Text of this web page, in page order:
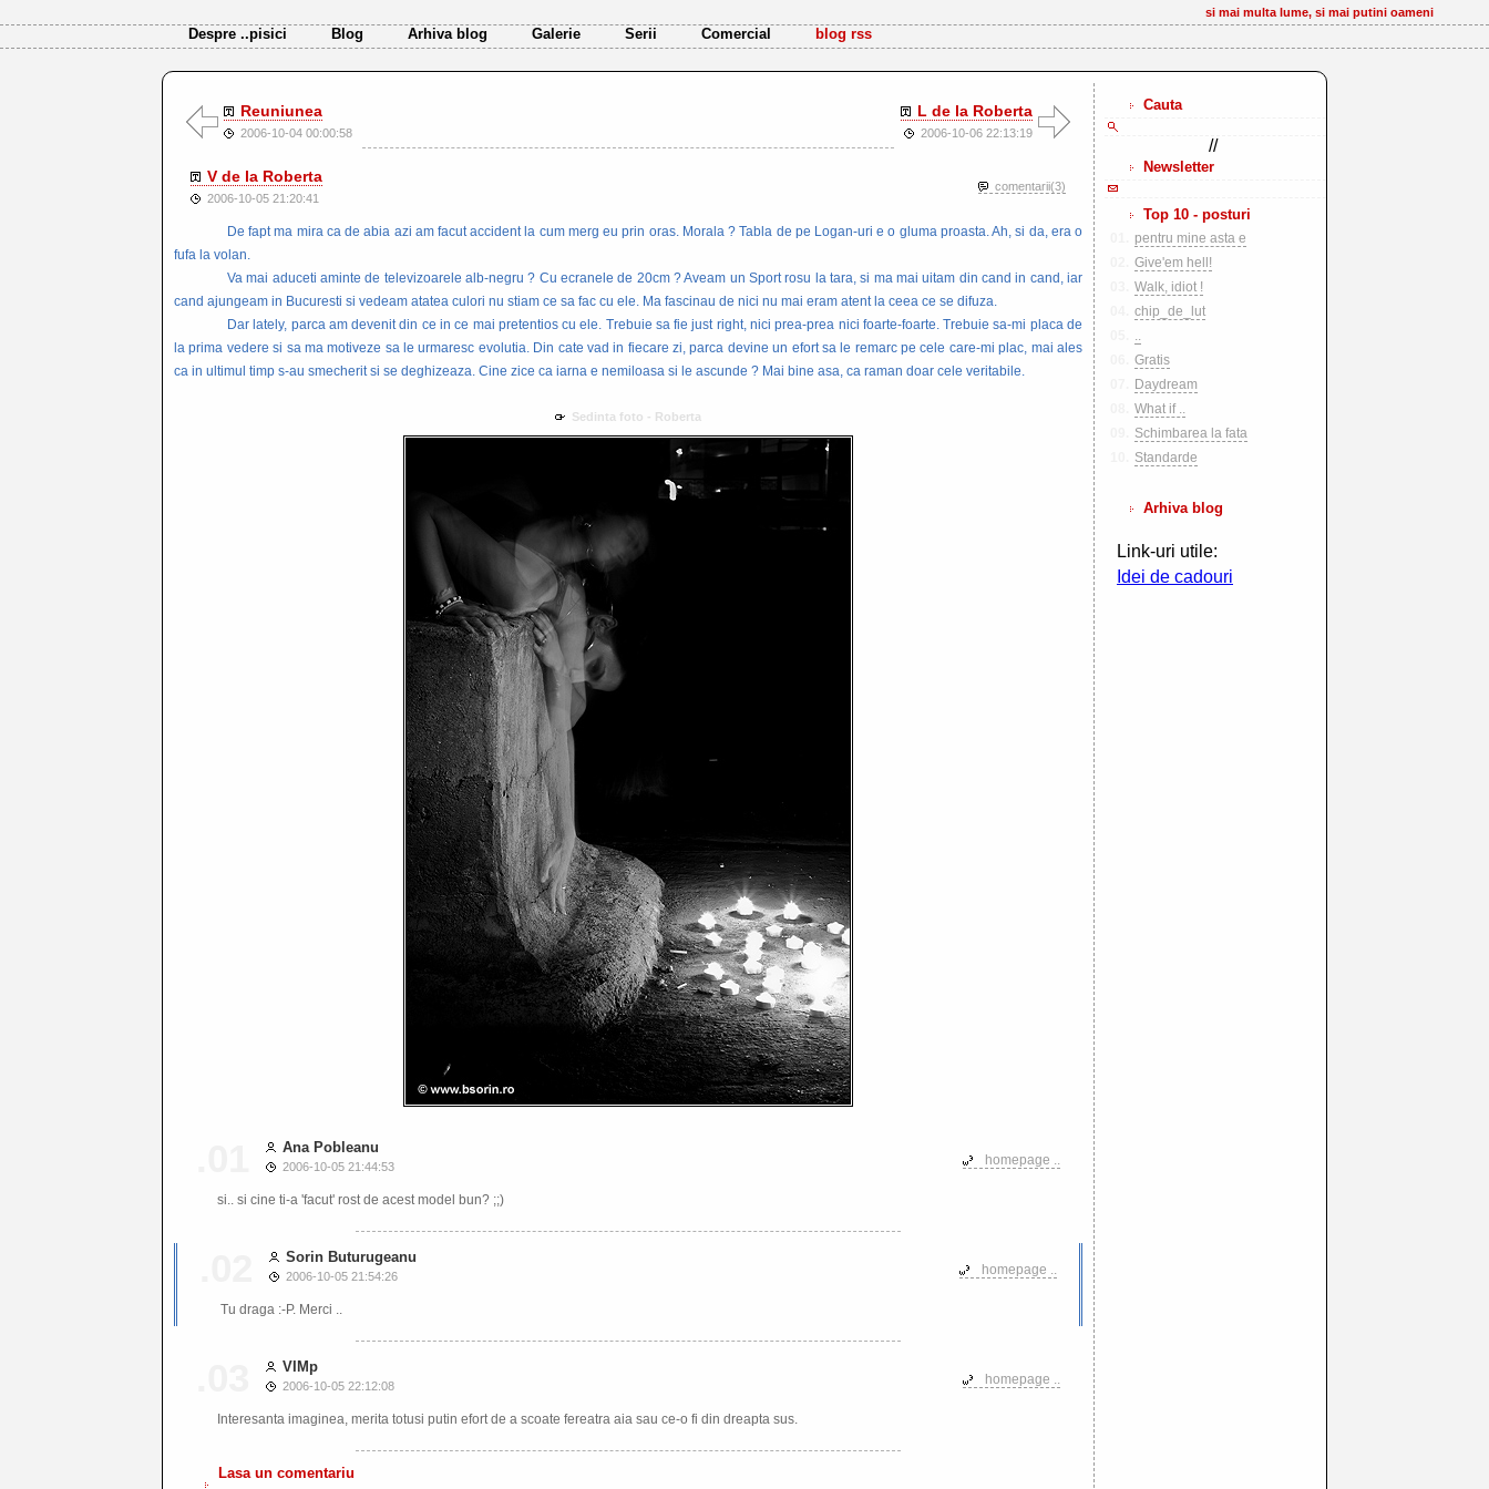
si mai multa lume, si mai putini oameni
Despre ..pisici Blog Arhiva blog Galerie Serii Comercial blog rss
Reuniunea
2006-10-04 00:00:58
L de la Roberta
2006-10-06 22:13:19
V de la Roberta
2006-10-05 21:20:41
comentarii(3)
De fapt ma mira ca de abia azi am facut accident la cum merg eu prin oras. Morala ? Tabla de pe Logan-uri e o gluma proasta. Ah, si da, era o
fufa la volan.
Va mai aduceti aminte de televizoarele alb-negru ? Cu ecranele de 20cm ? Aveam un Sport rosu la tara, si ma mai uitam din cand in cand, iar
cand ajungeam in Bucuresti si vedeam atatea culori nu stiam ce sa fac cu ele. Ma fascinau de nici nu mai eram atent la ceea ce se difuza.
Dar lately, parca am devenit din ce in ce mai pretentios cu ele. Trebuie sa fie just right, nici prea-prea nici foarte-foarte. Trebuie sa-mi placa de
la prima vedere si sa ma motiveze sa le urmaresc evolutia. Din cate vad in fiecare zi, parca devine un efort sa le remarc pe cele care-mi plac, mai ales
ca in ultimul timp s-au smecherit si se deghizeaza. Cine zice ca iarna e nemiloasa si le ascunde ? Mai bine asa, ca raman doar cele veritabile.
Sedinta foto - Roberta
Ana Pobleanu
2006-10-05 21:44:53 homepage ..
si.. si cine ti-a 'facut' rost de acest model bun? ;;)
Sorin Buturugeanu
2006-10-05 21:54:26 homepage ..
Tu draga :-P. Merci ..
VIMp
2006-10-05 22:12:08 homepage ..
Interesanta imaginea, merita totusi putin efort de a scoate fereatra aia sau ce-o fi din dreapta sus.
Lasa un comentariu
Cauta
//
Newsletter
Top 10 - posturi
pentru mine asta e
Give'em hell!
Walk, idiot !
chip_de_lut
..
Gratis
Daydream
What if ..
Schimbarea la fata
Standarde
Arhiva blog
Link-uri utile:
Idei de cadouri